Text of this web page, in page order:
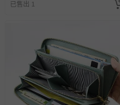
已售出 1